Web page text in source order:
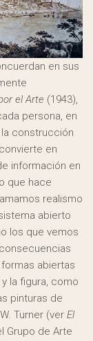
en sus
el Arte (1943),
persona, en
construcción
en
información en
que hace
realismo
abierto
los que vemos
abiertas
la figura, como
pinturas de
Turner (ver El
Grupo de Arte